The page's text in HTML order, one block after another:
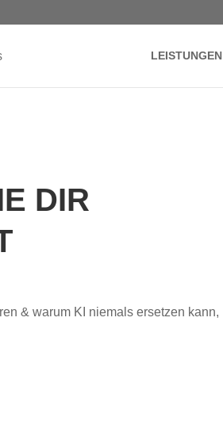
LEISTUNGEN
DIR
& warum KI niemals ersetzen kann,